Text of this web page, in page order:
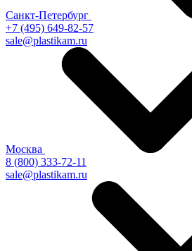
Санкт-Петербург
+7 (495) 649-82-57
sale@plastikam.ru
Москва
8 (800) 333-72-11
sale@plastikam.ru